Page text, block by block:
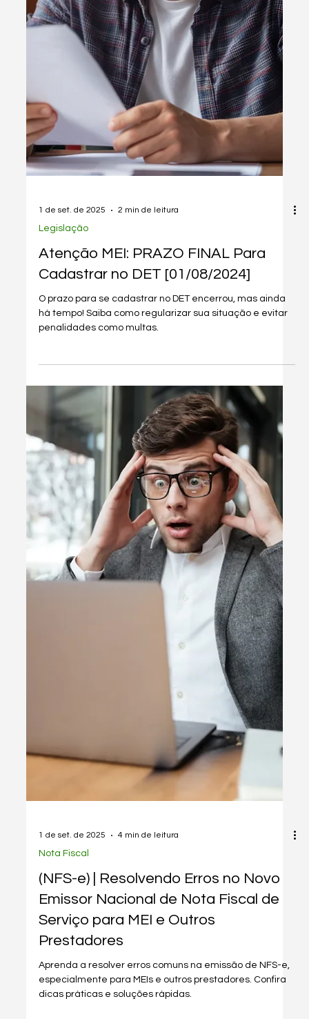
Dicas & Hacks
7 coisas que um MEI Não Pode Fazer
em 2024
Entenda as 7 principais restrições para MEIs em 2024:
participar de outras empresas, emitir notas fiscais,
atividades permitidas, compras, filiais, funcionários e
nome fantasia. Evite problemas com o fisco e garanta a
regularidade do seu negócio.
Atenção MEI: PRAZO FINAL Para
Cadastrar no DET [01/08/2024]
O prazo para se cadastrar no DET encerrou, mas ainda
há tempo! Saiba como regularizar sua situação e evitar
penalidades como multas.